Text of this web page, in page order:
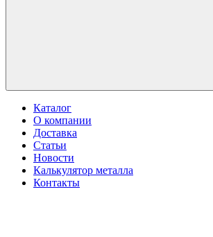
Каталог
О компании
Доставка
Статьи
Новости
Калькулятор металла
Контакты